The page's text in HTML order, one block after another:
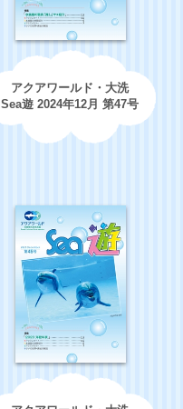
アクアワールド・大洗
Sea遊 2024年12月 第47号